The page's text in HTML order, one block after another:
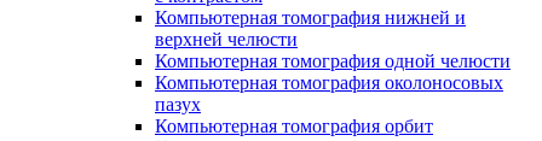
Компьютерная томография нижней и
верхней челюсти
Компьютерная томография одной челюсти
Компьютерная томография околоносовых
пазух
Компьютерная томография орбит